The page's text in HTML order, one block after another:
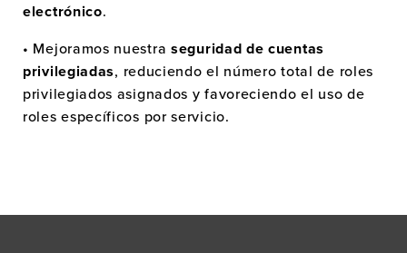
electrónico.
• Mejoramos nuestra seguridad de cuentas
privilegiadas, reduciendo el número total de roles
privilegiados asignados y favoreciendo el uso de
roles específicos por servicio.